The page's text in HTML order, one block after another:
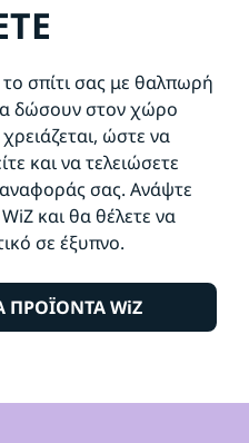
σπίτι σας με θαλπωρή
δώσουν στον χώρο
ώστε να
και να τελειώσετε
αναφοράς σας. Ανάψτε
και θα θέλετε να
σε έξυπνο.
ΠΡΟΪΟΝΤΑ WiZ